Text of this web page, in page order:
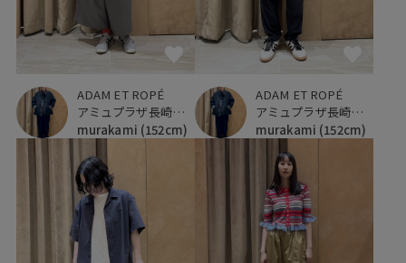
ADAM ET ROPÉ
アミュプラザ長崎新館
murakami (152cm)
ADAM ET ROPÉ
アミュプラザ長崎新館
murakami (152cm)